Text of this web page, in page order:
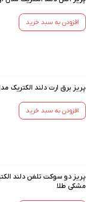
افزودن به سبد خرید
پریز برق ارت دلند الکتریک
افزودن به سبد خرید
پریز دو سوکت تلفن دلند
مشکی طلا